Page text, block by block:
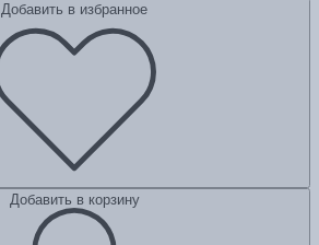
Добавить в избранное
Добавить в корзину